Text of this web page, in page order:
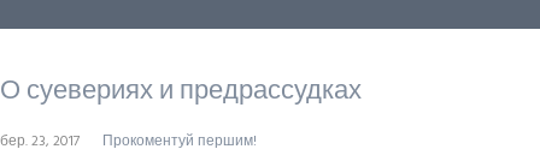
О суевериях и предрассудках
бер. 23, 2017 Прокоментуй першим!